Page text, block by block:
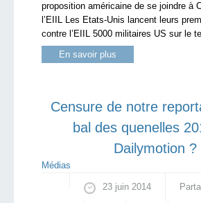
proposition américaine de se joindre à
l’EIIL Les Etats-Unis lancent leurs
contre l’EIIL 5000 militaires US sur le
En savoir plus
Censure de notre
bal des quenelles
Dailymotion ?
Médias
23 juin 2014